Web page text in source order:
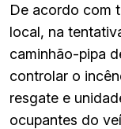
De acordo com
local, na
caminhão-pipa
controlar o
resgate e
ocupantes do